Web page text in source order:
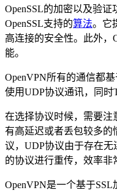
OpenSSL的加密以及验
OpenSSL支持的算法。它
高连接的安全性。此外，
能。
OpenVPN所有的通信都
使用UDP协议通讯，同时
在选择协议时候，需要注
有高延迟或者丢包较多的
议，UDP协议由于存在
的协议进行重传，效率非
OpenVPN是一个基于